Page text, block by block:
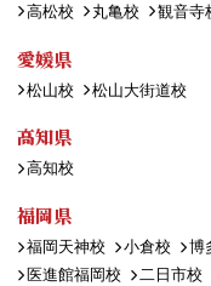
高松校 丸亀校 観音寺
愛媛県
松山校 松山大街道校
高知県
高知校
福岡県
福岡天神校 小倉校 博
医進館福岡校
二日市校